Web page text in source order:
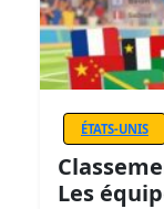
ÉTATS-UNIS
Les